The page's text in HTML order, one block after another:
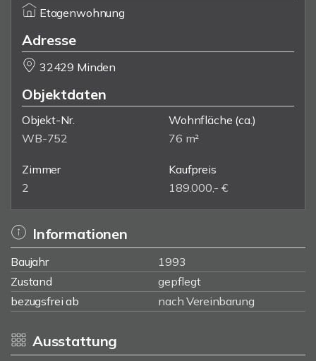
Etagenwohnung
Adresse
32429 Minden
Objektdaten
Objekt-Nr.
WB-752
Wohnfläche (ca.)
76 m²
Zimmer
2
Kaufpreis
189.000,- €
Informationen
Baujahr
1993
Zustand
gepflegt
bezugsfrei ab
nach Vereinbarung
Ausstattung